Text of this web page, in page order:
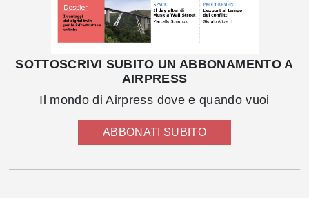
SOTTOSCRIVI SUBITO UN ABBONAMENTO A
AIRPRESS
Il mondo di Airpress dove e quando vuoi
ABBONATI SUBITO